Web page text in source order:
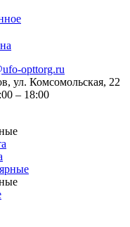
opttorg.ru
ул. Комсомольская, 22
– 18:00